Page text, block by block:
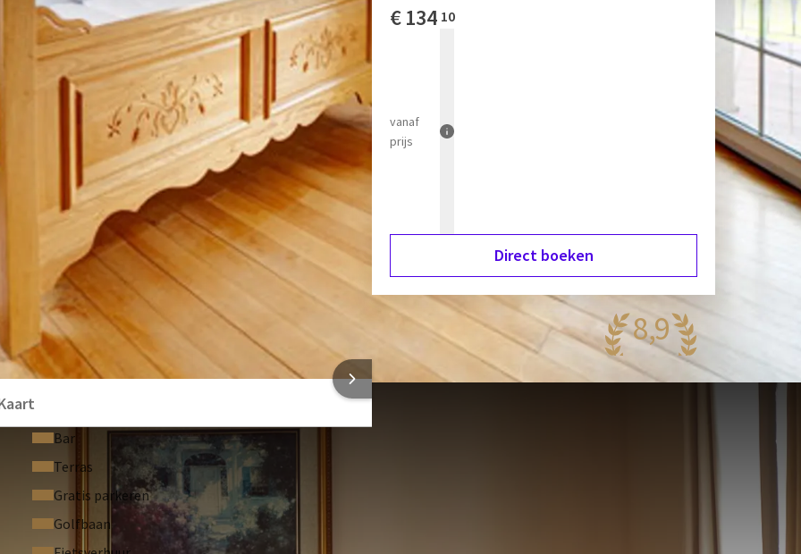
make-upspiegel, minibar (gebruik tegen betaling)
Aparte slaapkamer
Regendouche
Toiletartikelen
Cosmetica spiegel
Minibar
€134 10
vanaf
prijs
Direct boeken
8,9
Waanzinnig
135 reviews
Bar
Terras
Gratis parkeren
Golfbaan